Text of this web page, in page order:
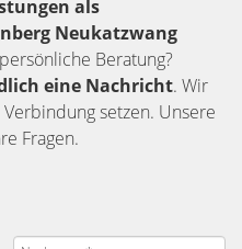
als
Neukatzwang
Beratung?
eine Nachricht. Wir
setzen. Unsere
Fragen.